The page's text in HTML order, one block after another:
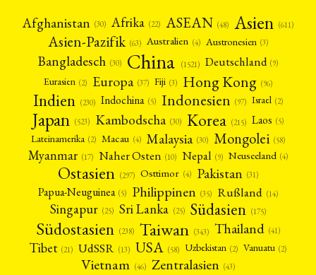
Afghanistan (30) Afrika (22) ASEAN (48) Asien (611)
Asien-Pazifik (63) Australien (4) Austronesien (3)
Bangladesch (30) China (1521) Deutschland (9)
Eurasien (2) Europa (37) Fiji (3) Hong Kong (96)
Indien (230) Indochina (5) Indonesien (97) Israel (2)
Japan (523) Kambodscha (30) Korea (215) Laos (5)
Lateinamerika (2) Macau (4) Malaysia (30) Mongolei (58)
Myanmar (17) Naher Osten (10) Nepal (9) Neuseeland (4)
Ostasien (297) Osttimor (4) Pakistan (31)
Papua-Neuguinea (5) Philippinen (35) Rußland (14)
Singapur (25) Sri Lanka (25) Südasien (175)
Südostasien (238) Taiwan (343) Thailand (41)
Tibet (21) UdSSR (13) USA (58) Uzbekistan (2) Vanuatu (2)
Vietnam (46) Zentralasien (43)